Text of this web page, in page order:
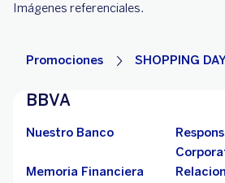
Imágenes referenciales.
Promociones SHOPPING DAY
BBVA
Nuestro Banco
Memoria Financiera